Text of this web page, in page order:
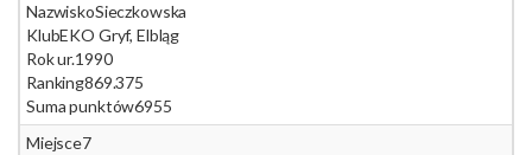
NazwiskoSieczkowska
KlubEKO Gryf, Elbląg
Rok ur.1990
Ranking869.375
Suma punktów6955
Miejsce7